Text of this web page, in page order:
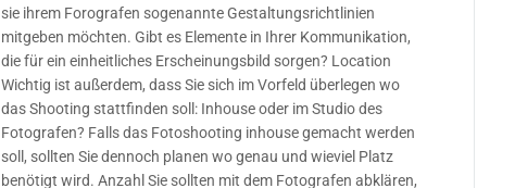
sie ihrem Forografen sogenannte Gestaltungsrichtlinien
mitgeben möchten. Gibt es Elemente in Ihrer Kommunikation,
die für ein einheitliches Erscheinungsbild sorgen? Location
Wichtig ist außerdem, dass Sie sich im Vorfeld überlegen wo
das Shooting stattfinden soll: Inhouse oder im Studio des
Fotografen? Falls das Fotoshooting inhouse gemacht werden
soll, sollten Sie dennoch planen wo genau und wieviel Platz
benötigt wird. Anzahl Sie sollten mit dem Fotografen abklären,